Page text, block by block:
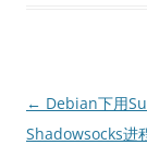
文
章
← Debian下用
Shadowsocks进